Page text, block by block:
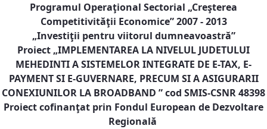
Programul Operaţional Sectorial „Creşterea
Competitivităţii Economice” 2007 - 2013
„Investiţii pentru viitorul dumneavoastră”
Proiect „IMPLEMENTAREA LA NIVELUL JUDETULUI
MEHEDINTI A SISTEMELOR INTEGRATE DE E-TAX, E-
PAYMENT SI E-GUVERNARE, PRECUM SI A ASIGURARII
CONEXIUNILOR LA BROADBAND ” cod SMIS-CSNR 48398
Proiect cofinanţat prin Fondul European de Dezvoltare
Regională